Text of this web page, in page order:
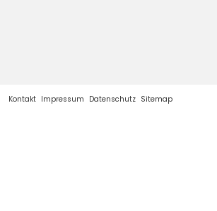
Kontakt Impressum Datenschutz Sitemap